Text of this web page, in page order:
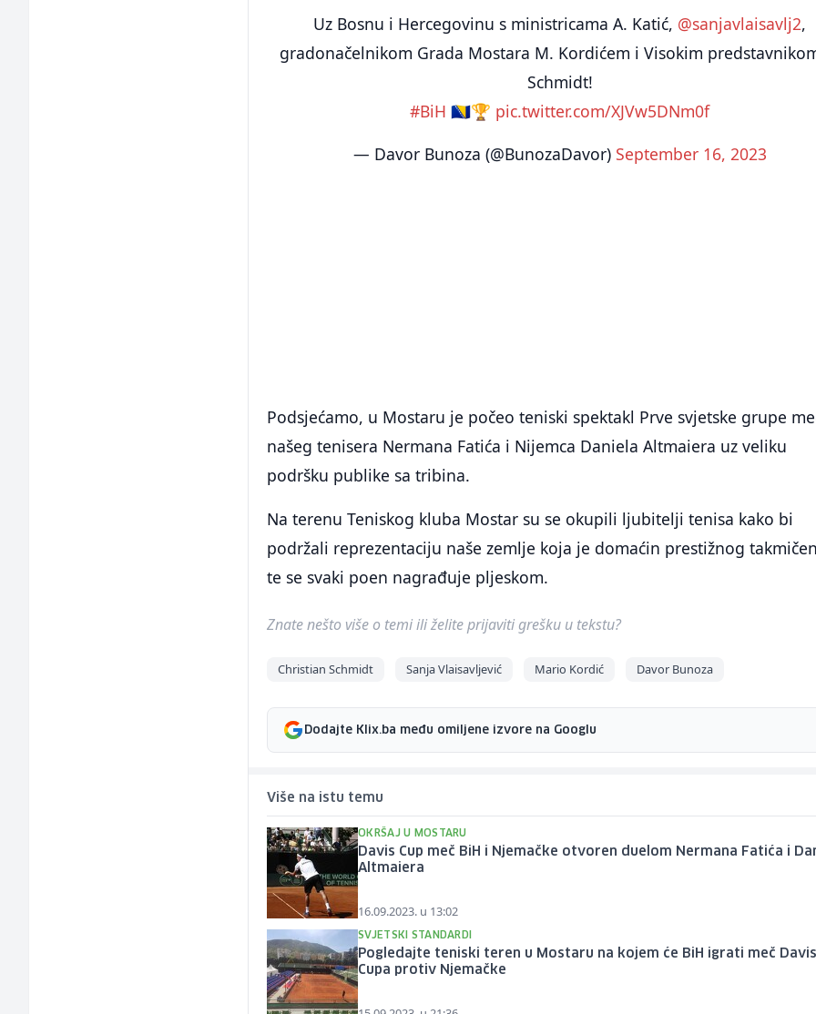
Uz Bosnu i Hercegovinu s ministricama A. Katić, @sanjavlaisavlj2,
gradonačelnikom Grada Mostara M. Kordićem i Visokim
Schmidt!
#BiH 🇧🇦🏆 pic.twitter.com/XJVw5DNm0f
— Davor Bunoza (@BunozaDavor) September 16, 2023
Podsjećamo, u Mostaru je počeo teniski spektakl Prve svjetske grupe
našeg tenisera Nermana Fatića i Nijemca Daniela Altmaiera uz veliku
podršku publike sa tribina.
Na terenu Teniskog kluba Mostar su se okupili ljubitelji tenisa kako bi
podržali reprezentaciju naše zemlje koja je domaćin prestižnog
te se svaki poen nagrađuje pljeskom.
Znate nešto više o temi ili želite prijaviti grešku u tekstu?
Christian Schmidt Sanja Vlaisavljević Mario Kordić Davor Bunoza
Dodajte Klix.ba među omiljene izvore na Googlu
Više na istu temu
OKRŠAJ U MOSTARU
Davis Cup meč BiH i Njemačke otvoren duelom Nermana Fatića i
Altmaiera
16.09.2023. u 13:02
SVJETSKI STANDARDI
Pogledajte teniski teren u Mostaru na kojem će BiH igrati meč Davis
Cupa protiv Njemačke